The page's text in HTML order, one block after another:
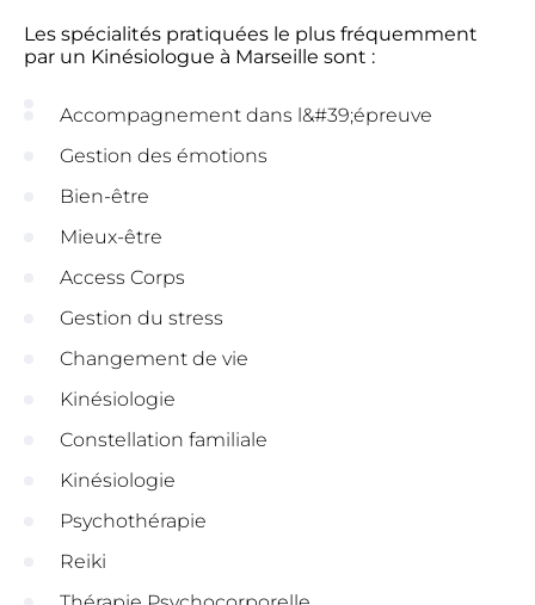
Les spécialités pratiquées le plus fréquemment
par un Kinésiologue à Marseille sont :
Accompagnement dans l&#39;épreuve
Gestion des émotions
Bien-être
Mieux-être
Access Corps
Gestion du stress
Changement de vie
Kinésiologie
Constellation familiale
Kinésiologie
Psychothérapie
Reiki